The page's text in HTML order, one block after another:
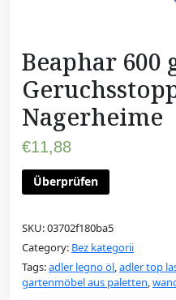
Beaphar 600
Nagerheime
€11,88
Überprüfen
SKU:03702f180ba5
Category: Bez kategorii
Tags:adler legno öl,adler top
gartenmöbel aus paletten,